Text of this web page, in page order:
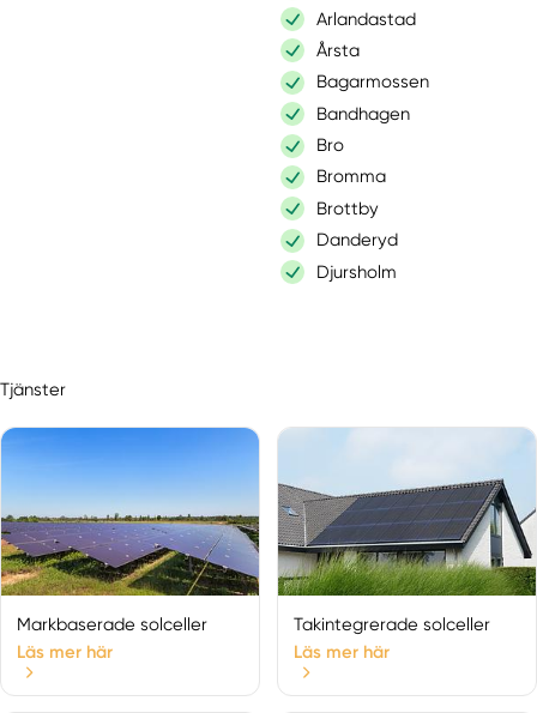
Arlandastad
Årsta
Bagarmossen
Bandhagen
Bro
Bromma
Brottby
Danderyd
Djursholm
Enhörna
Färentuna
Farsta
Grödinge
Gustavsberg
Hägersten
Hallstavik
Tjänster
Markbaserade solceller
Läs mer här
Takintegrerade solceller
Läs mer här